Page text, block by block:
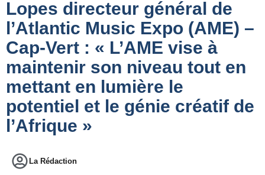
Lopes directeur général de
l’Atlantic Music Expo (AME) –
Cap-Vert : « L’AME vise à
maintenir son niveau tout en
mettant en lumière le
potentiel et le génie créatif de
l’Afrique »
La Rédaction